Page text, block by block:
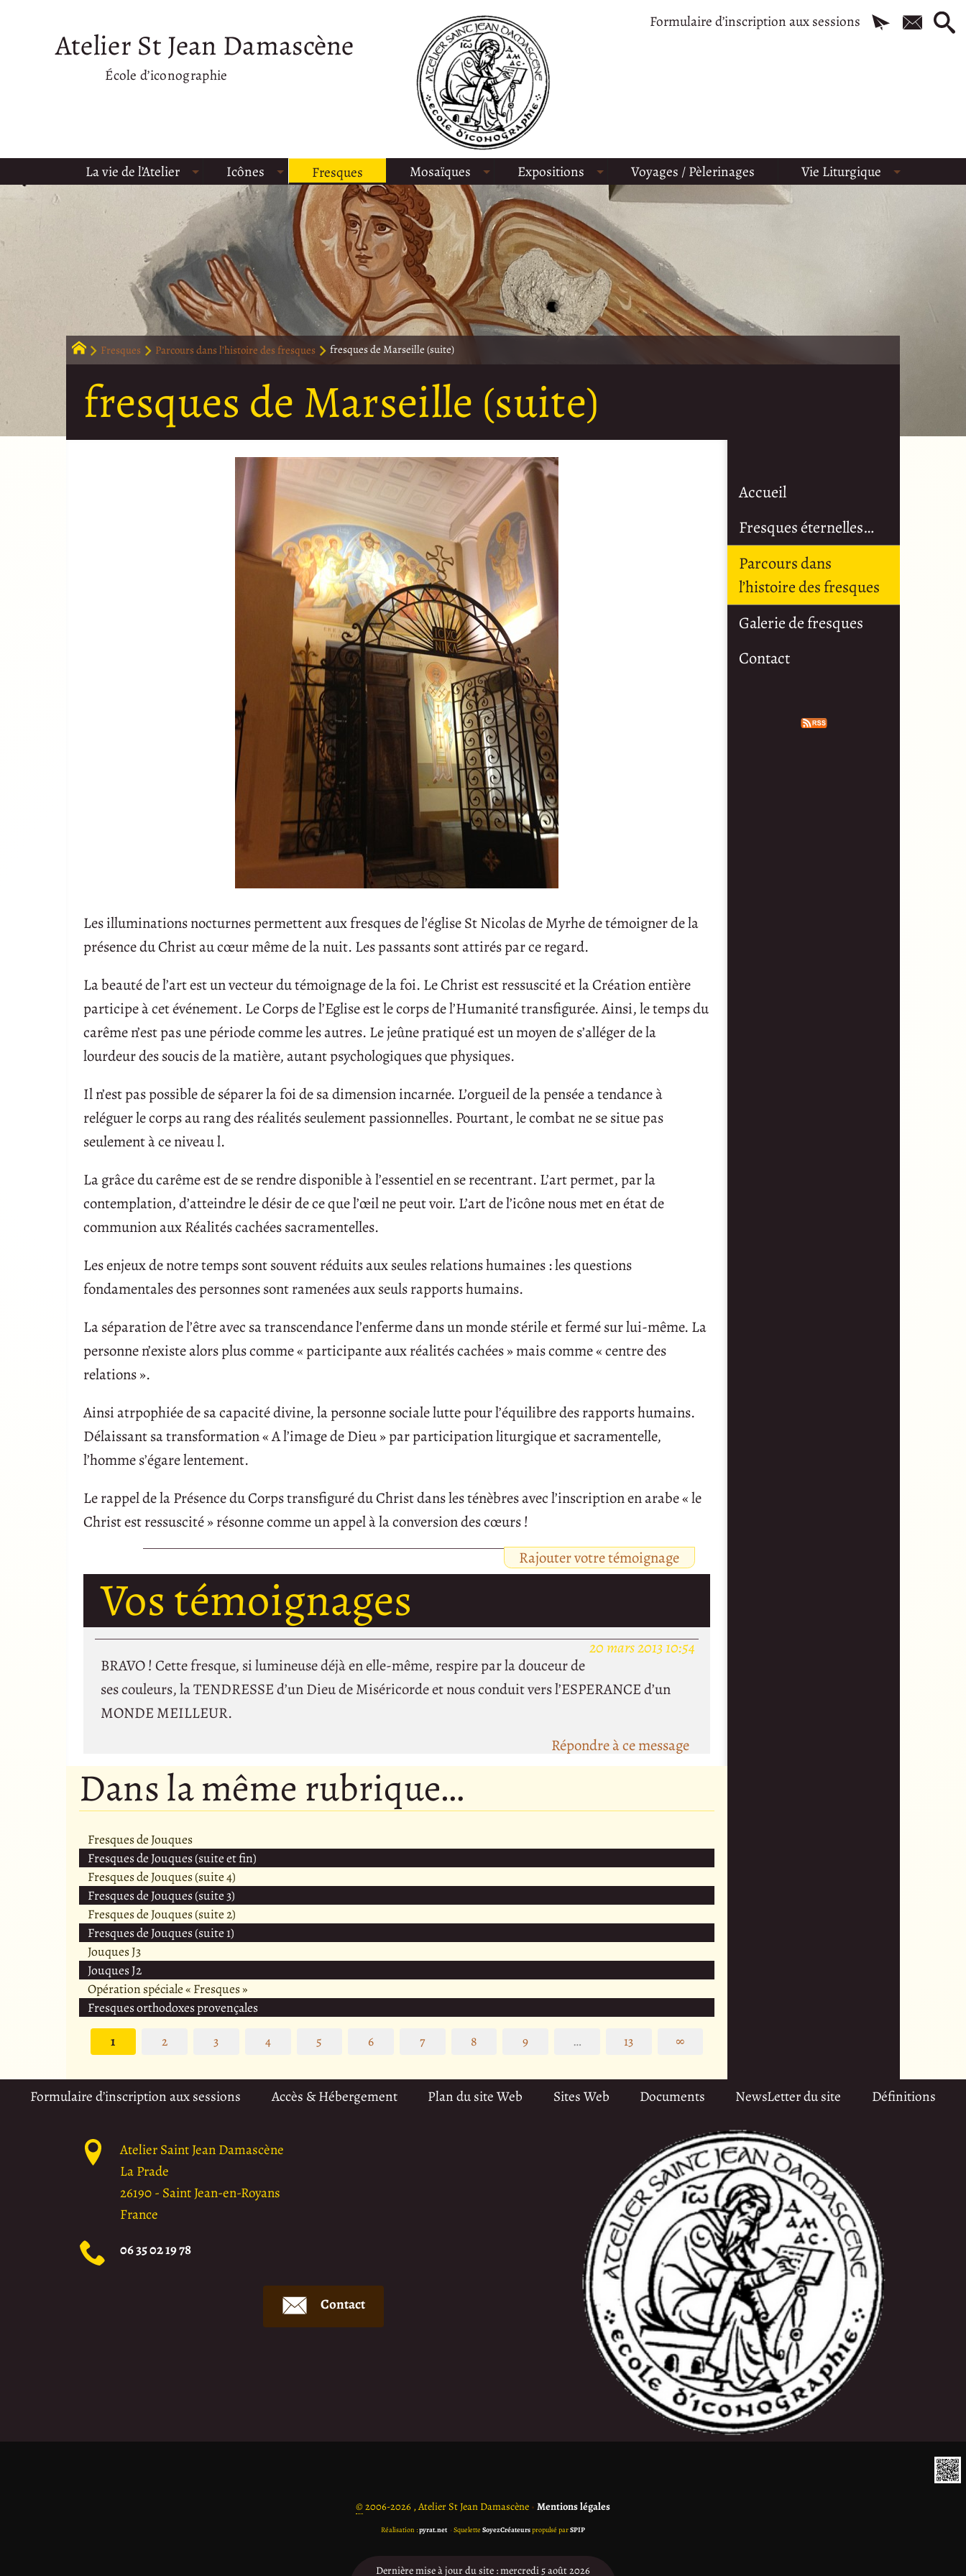
Formulaire d’inscription aux sessions
Atelier St Jean Damascène
École d’iconographie
La vie de l’Atelier Icônes Fresques Mosaïques Expositions Voyages / Pèlerinages Vie Liturgique
Fresques Parcours dans l’histoire des fresques fresques de Marseille (suite)
fresques de Marseille (suite)
Les illuminations nocturnes permettent aux fresques de l’église St Nicolas de Myrhe de témoigner de la
présence du Christ au cœur même de la nuit. Les passants sont attirés par ce regard.
La beauté de l’art est un vecteur du témoignage de la foi. Le Christ est ressuscité et la Création entière
participe à cet événement. Le Corps de l’Eglise est le corps de l’Humanité transfigurée. Ainsi, le temps du
carême n’est pas une période comme les autres. Le jeûne pratiqué est un moyen de s’alléger de la
lourdeur des soucis de la matière, autant psychologiques que physiques.
Il n’est pas possible de séparer la foi de sa dimension incarnée. L’orgueil de la pensée a tendance à
reléguer le corps au rang des réalités seulement passionnelles. Pourtant, le combat ne se situe pas
seulement à ce niveau l.
La grâce du carême est de se rendre disponible à l’essentiel en se recentrant. L’art permet, par la
contemplation, d’atteindre le désir de ce que l’œil ne peut voir. L’art de l’icône nous met en état de
communion aux Réalités cachées sacramentelles.
Les enjeux de notre temps sont souvent réduits aux seules relations humaines : les questions
fondamentales des personnes sont ramenées aux seuls rapports humains.
La séparation de l’être avec sa transcendance l’enferme dans un monde stérile et fermé sur lui-même. La
personne n’existe alors plus comme « participante aux réalités cachées » mais comme « centre des
relations ».
Ainsi atrpophiée de sa capacité divine, la personne sociale lutte pour l’équilibre des rapports humains.
Délaissant sa transformation « A l’image de Dieu » par participation liturgique et sacramentelle,
l’homme s’égare lentement.
Le rappel de la Présence du Corps transfiguré du Christ dans les ténèbres avec l’inscription en arabe « le
Christ est ressuscité » résonne comme un appel à la conversion des cœurs !
Rajouter votre témoignage
Vos témoignages
20 mars 2013 10:54
BRAVO ! Cette fresque, si lumineuse déjà en elle-même, respire par la douceur de
ses couleurs, la TENDRESSE d’un Dieu de Miséricorde et nous conduit vers l’ESPERANCE d’un
MONDE MEILLEUR.
Répondre à ce message
Dans la même rubrique…
Fresques de Jouques
Fresques de Jouques (suite et fin)
Fresques de Jouques (suite 4)
Fresques de Jouques (suite 3)
Fresques de Jouques (suite 2)
Fresques de Jouques (suite 1)
Jouques J3
Jouques J2
Opération spéciale « Fresques »
Fresques orthodoxes provençales
1
2 3 4 5 6 7 8 9 … 13 ∞
Accueil
Fresques éternelles…
Parcours dans
l’histoire des fresques
Galerie de fresques
Contact
Formulaire d’inscription aux sessions Accès & Hébergement Plan du site Web Sites Web Documents NewsLetter du site Définitions
Atelier Saint Jean Damascène
La Prade
26190- Saint Jean-en-Royans
France
06 35 02 19 78
Contact
©2006-2026 , Atelier St Jean Damascène • Mentions légales
Réalisation :pyrat.net •Squelette SoyezCréateurspropulsé parSPIP
Dernière mise à jour du site : mercredi 5 août 2026